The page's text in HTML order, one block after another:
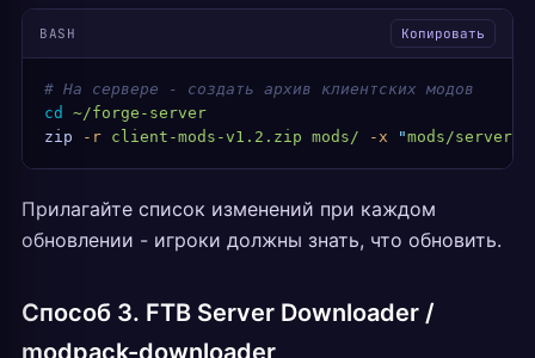
BASH Копировать
# На сервере - создать архив клиентских модов
cd
~/forge-server
zip -r client-mods-v1.2.zip mods/ -x "mods/server-
Прилагайте список изменений при каждом
обновлении - игроки должны знать, что обновить.
Способ 3. FTB Server Downloader /
modpack-downloader